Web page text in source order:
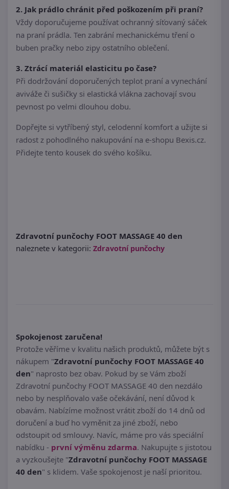
2. Jak prádlo chránit před poškozením při praní?
Vždy doporučujeme používat ochranný síťovaný sáček
na praní prádla. Ten zabrání mechanickému tření o
buben pračky nebo zipy ostatního oblečení.
3. Ztrácí materiál elasticitu po čase?
Při dodržování doporučených teplot praní a vynechání
aviváže či sušičky si elastická vlákna zachovají svou
pevnost po velmi dlouhou dobu.
Dopřejte si vytříbený styl, celodenní komfort a užijte si
radost z pohodlného nakupování na e-shopu Bexis.cz.
Přidejte tento kousek do svého košíku.
Zdravotní punčochy FOOT MASSAGE 40 den
naleznete v kategorii: Zdravotní punčochy
Spokojenost zaručena!
Protože věříme v kvalitu našich produktů, můžete být s
nákupem "Zdravotní punčochy FOOT MASSAGE 40
den" naprosto bez obav. Pokud by se Vám zboží
Zdravotní punčochy FOOT MASSAGE 40 den nezdálo
nebo by nesplňovalo vaše očekávání, není důvod k
obavám. Nabízíme možnost vrátit zboží do 14 dnů od
doručení a buď ho vyměnit za jiné zboží, nebo
odstoupit od smlouvy. Navíc, máme pro vás speciální
nabídku - první výměnu zdarma. Nakupujte s jistotou
a vyzkoušejte "Zdravotní punčochy FOOT MASSAGE
40 den" s klidem. Vaše spokojenost je naší prioritou.